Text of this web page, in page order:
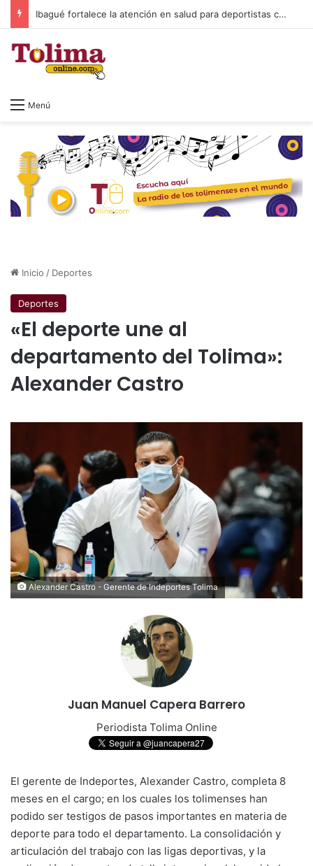
Ibagué fortalece la atención en salud para deportistas con nuevo espacio en el Parque Deportivo
Menú
Inicio / Deportes
Deportes
«El deporte une al
departamento del Tolima»:
Alexander Castro
Alexander Castro - Gerente de Indeportes Tolima
Juan Manuel Capera Barrero
Periodista Tolima Online
El gerente de Indeportes, Alexander Castro, completa 8
meses en el cargo; en los cuales los tolimenses han
podido ser testigos de pasos importantes en materia de
deporte para todo el departamento. La consolidación y
articulación del trabajo con las ligas deportivas, y la